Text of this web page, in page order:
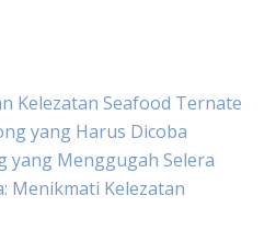
Kelezatan Seafood Ternate
yang Harus Dicoba
yang Menggugah Selera
Menikmati Kelezatan